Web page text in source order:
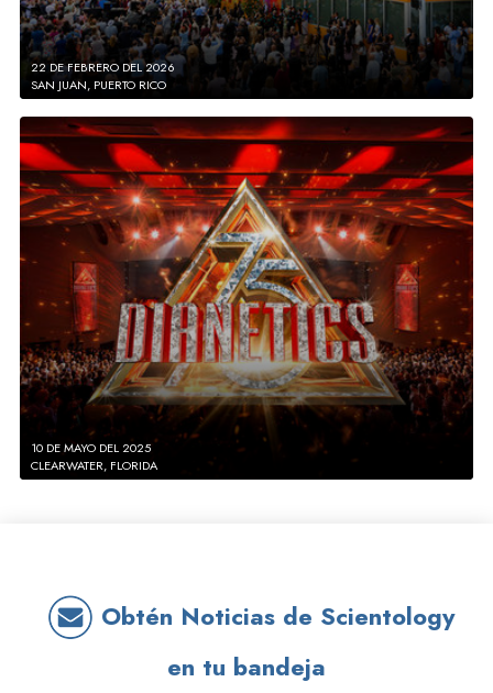
22 DE FEBRERO DEL 2026
SAN JUAN, PUERTO RICO
10 DE MAYO DEL 2025
CLEARWATER, FLORIDA
Obtén Noticias de Scientology
en tu bandeja